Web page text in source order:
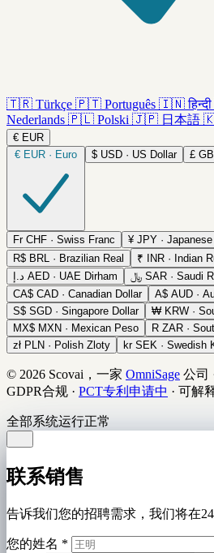
🇹🇷 Türkçe 🇵🇹 Português 🇮🇳 हिन्दी
Nederlands 🇵🇱 Polski 🇯🇵 日本語
€ EUR
€ EUR · Euro $ USD · US Dollar £
Fr CHF · Swiss Franc ¥ JPY ·
R$ BRL · Brazilian Real ₹ INR · Indian
د.إ AED · UAE Dirham ﷼ SAR · Saudi
CA$ CAD · Canadian Dollar A$ AUD ·
S$ SGD · Singapore Dollar ₩ KRW ·
MX$ MXN · Mexican Peso R ZAR ·
zł PLN · Polish Zloty kr SEK · Swedish
© 2026 Scovai，一家 OmniSage 公司
GDPR合规 · PCT专利申请中 · 可解
全部系统运行正常
联系销售
告诉我们您的招聘需求，我们将在24
您的姓名 *